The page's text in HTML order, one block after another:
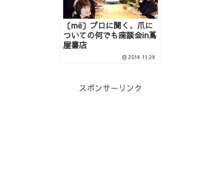
〔më〕プロに聞く、爪に
ついての何でも座談会in蔦
屋書店
2014.11.29
スポンサーリンク